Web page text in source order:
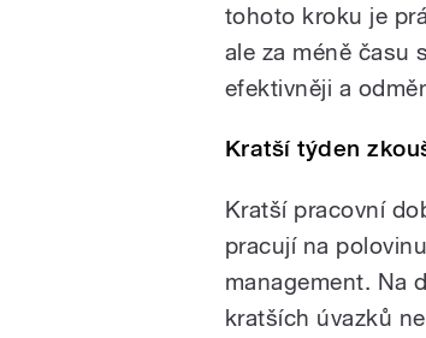
tohoto kroku je
ale za méně času
efektivněji a
Kratší týden
Kratší pracovní
pracují na
management. Na
kratších úvazků